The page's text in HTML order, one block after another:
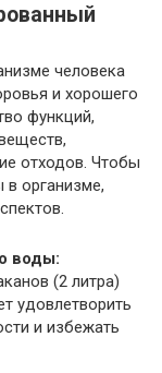
человека
и хорошего
функций,
отходов. Чтобы
организме,
воды:
(2 литра)
удовлетворить
и избежать